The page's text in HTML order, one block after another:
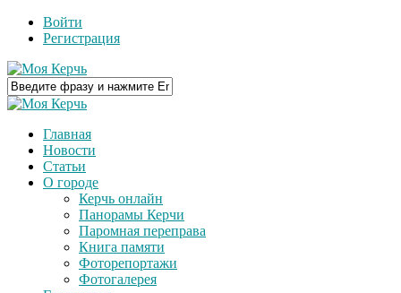
Войти
Регистрация
Главная
Новости
Статьи
О городе
Керчь онлайн
Панорамы Керчи
Паромная переправа
Книга памяти
Фоторепортажи
Фотогалерея